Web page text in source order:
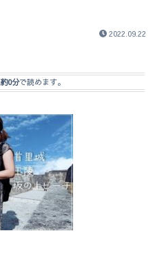
2022.09.22
約0分で読めます。